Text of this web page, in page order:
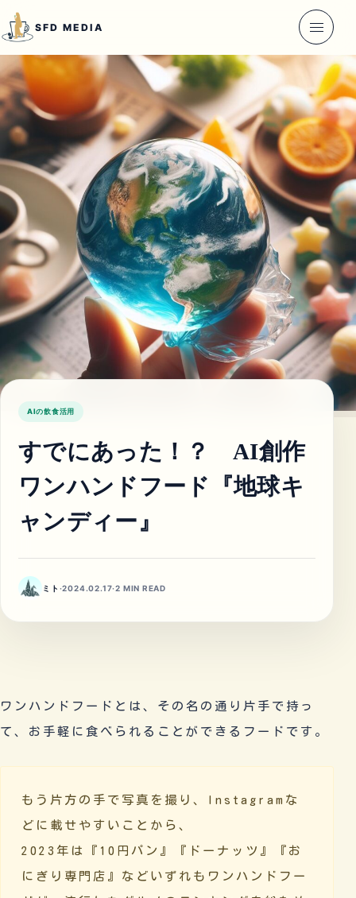
本文へ移動
SFD MEDIA
メニ
AIの飲食活用
すでにあった！？ AI創作
ワンハンドフード『地球キ
ャンディー』
ミト ·2024.02.17·2 MIN READ
ワンハンドフードとは、その名の通り片手で持っ
て、お手軽に食べられることができるフードです。
もう片方の手で写真を撮り、Instagramな
どに載せやすいことから、
2023年は『10円パン』『ドーナッツ』『お
にぎり専門店』などいずれもワンハンドフー